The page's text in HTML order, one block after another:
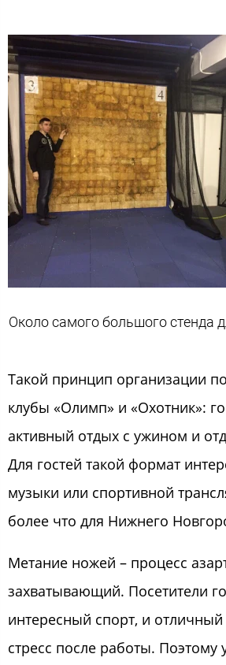
Около самого большого стенда
Такой принцип организации
клубы «Олимп» и «Охотник»:
активный отдых с ужином и
Для гостей такой формат
музыки или спортивной
более что для Нижнего
Метание ножей – процесс
захватывающий. Посетители
интересный спорт, и отличный
стресс после работы. Поэтому